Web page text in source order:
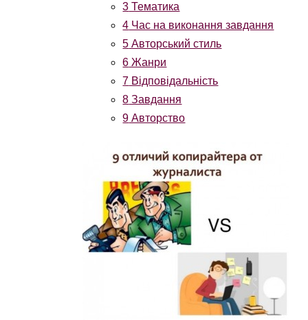
3 Тематика
4 Час на виконання завдання
5 Авторський стиль
6 Жанри
7 Відповідальність
8 Завдання
9 Авторство